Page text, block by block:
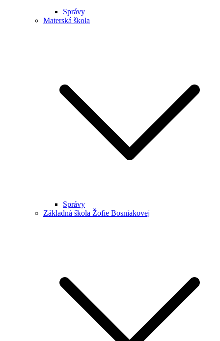
Správy
Materská škola
Správy
Základná škola Žofie Bosniakovej